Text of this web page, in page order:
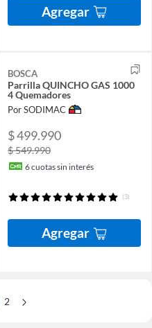
Agregar
BOSCA
Parrilla QUINCHO GAS 1000
4 Quemadores
Por SODIMAC
$ 499.990
$ 549.990
6cuotas sin interés
(3)
Agregar
2